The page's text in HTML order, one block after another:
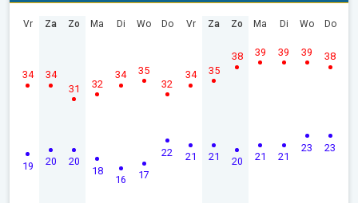
Vr
19
34
Za
20
34
Zo
20
31
Ma
18
32
Di
16
34
Wo
17
35
Do
22
32
Vr
21
34
Za
21
35
Zo
20
38
Ma
21
39
Di
21
39
Wo
23
39
Do
23
38